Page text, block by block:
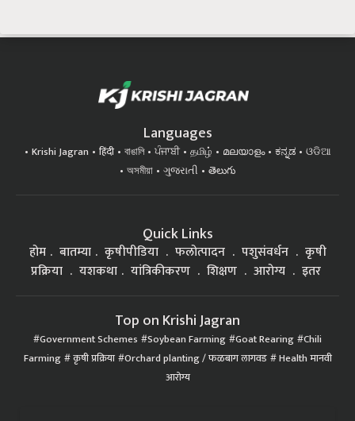
Languages
Krishi Jagran हिंदी বাঙালি ਪੰਜਾਬੀ தமிழ் മലയാളം ಕನ್ನಡ
ଓଡିଆ
অসমীয়া
ગુજરાતી తెలుగు
Quick Links
होम बातम्या कृषीपीडिया फलोत्पादन पशुसंवर्धन
कृषी
प्रक्रिया
यशकथा यांत्रिकीकरण शिक्षण आरोग्य इतर
Top on Krishi Jagran
Government Schemes Soybean Farming Goat Rearing Chili
Farming कृषी प्रक्रिया Orchard planting / फळबाग लागवड Health मानवी
आरोग्य